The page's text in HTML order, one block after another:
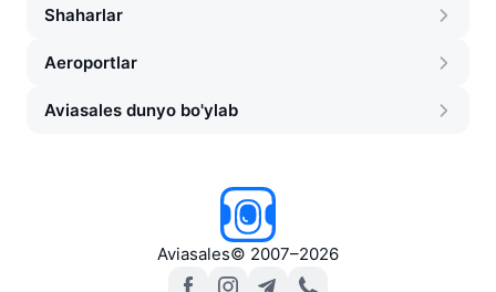
Shaharlar
Aeroportlar
Aviasales dunyo bo'ylab
Aviasales© 2007–2026